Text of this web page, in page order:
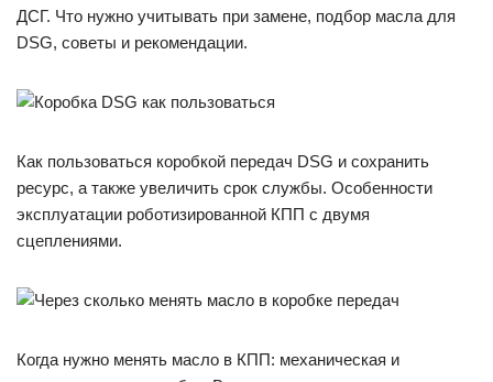
ДСГ. Что нужно учитывать при замене, подбор масла для
DSG, советы и рекомендации.
Как пользоваться коробкой передач DSG и сохранить
ресурс, а также увеличить срок службы. Особенности
эксплуатации роботизированной КПП с двумя
сцеплениями.
Когда нужно менять масло в КПП: механическая и